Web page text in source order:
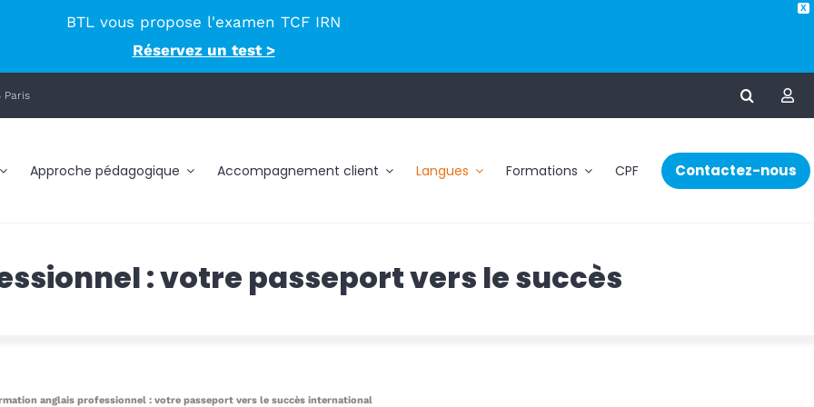
X
BTL vous propose l'examen TCF IRN
Réservez un test >
Paris
Approche pédagogique Accompagnement client Langues Formations CPF Contactez-nous
: votre passeport vers le succès
anglais professionnel : votre passeport vers le succès international